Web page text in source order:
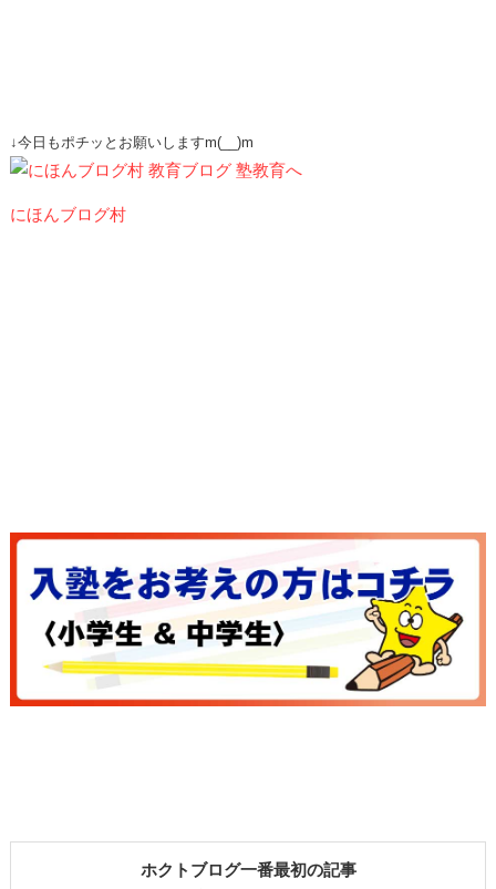
↓今日もポチッとお願いしますm(__)m
にほんブログ村
ホクトブログ一番最初の記事